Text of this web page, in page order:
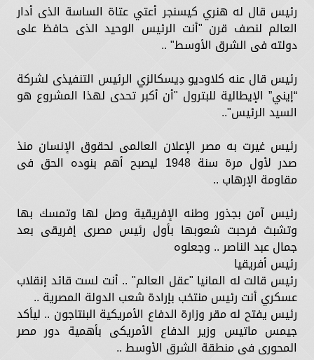
رئيس قال له هنري كيسنجر أعتي عتاة الساسة الذى أدار
العالم لنصف قرن "أنت الرئيس الوحيد الذى حافظ على
دولته فى الشرق الأوسط" ..
رئيس قال عنه كلاوديو دِيسكالزي الرئيس التنفيذى لشركة
“إيني” الإيطالية للبترول "أن أكبر تحدى لهذا المشروع هو
السيد الرئيس"..
رئيس غيرت به مصر الإعلان العالمى لحقوق الإنسان منذ
صدر لأول مرة سنة 1948 ليصبح أهم بنوده الحق فى
مقاومة الإرهاب ..
رئيس آمن بجذور وطنه الإفريقية وصل لها وتمسك بها
وتشبث فرحبت شعوبها بأول رئيس مصرى إفريقى بعد
جمال عبد الناصر .. وجعلوه
رئيس أفريقيا
رئيس قالت له المانيا "عقل العالم" .. أنت لست قائد إنقلاب
عسكري أنت رئيس منتخب بإرادة شعب الدولة المصرية ..
رئيس يفتح له مقر وزارة الدفاع الأمريكية البنتاجون .. ليأكد
جيمس ماتيس وزير الدفاع الأمريكى بأهمية دور مصر
المحورى فى منطقة الشرق الأوسط ..